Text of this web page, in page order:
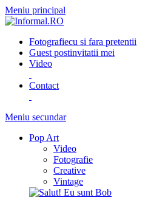
Meniu principal
Fotografiecu si fara pretentii
Guest postinvitatii mei
Video
Contact
Meniu secundar
Pop Art
Video
Fotografie
Creative
Vintage